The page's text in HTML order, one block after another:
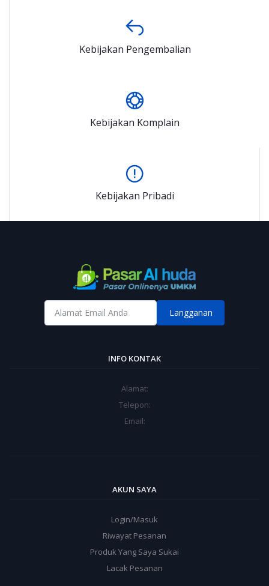
Kebijakan Pengembalian
Kebijakan Komplain
Kebijakan Pribadi
Langganan
INFO KONTAK
Alamat:
Telepon:
Email:
AKUN SAYA
Login/Masuk
Riwayat Pesanan
Produk Yang Saya Sukai
Lacak Pesanan